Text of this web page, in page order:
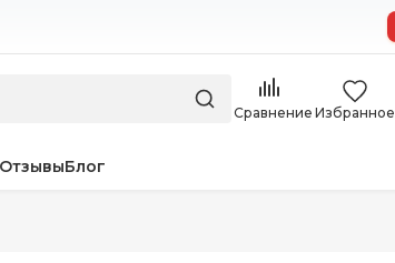
Сравнение Избранное
ОтзывыБлог